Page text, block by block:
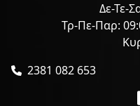
Δε-Τε-
Τρ-Πε-Παρ:
2381 082 653